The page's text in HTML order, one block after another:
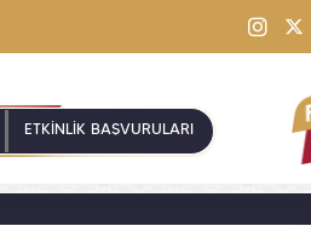
ETKİNLİK BAŞVURULARI